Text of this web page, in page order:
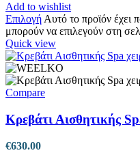
Add to wishlist
Επιλογή Αυτό το προϊόν έχει
μπορούν να επιλεγούν στη
Quick view
Compare
Κρεβάτι Αισθητικής
€630.00